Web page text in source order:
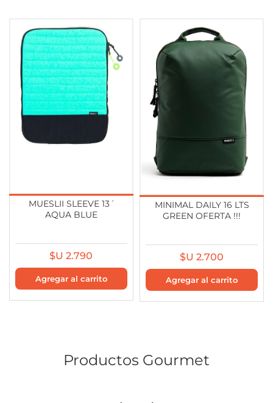
MUESLII SLEEVE 13´
AQUA BLUE
$U 2.790
MINIMAL DAILY 16 LTS
GREEN OFERTA !!!
$U 2.700
Productos Gourmet